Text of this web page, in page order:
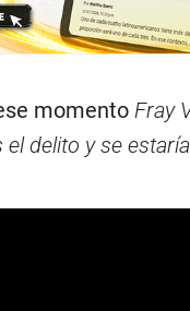
momento Fray
delito y se